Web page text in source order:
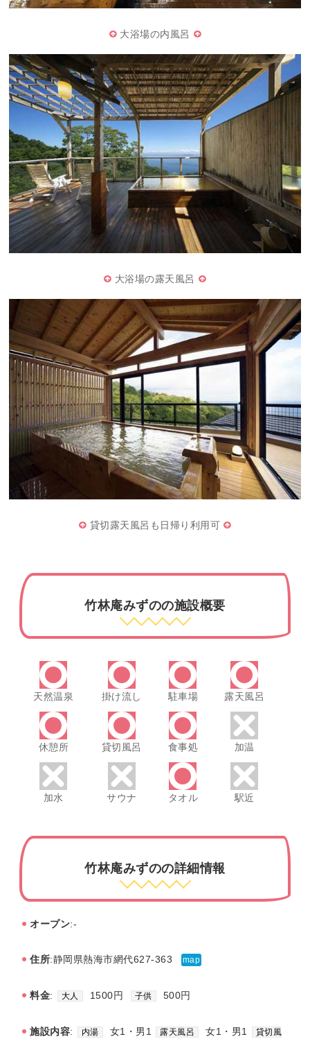
大浴場の内風呂
大浴場の露天風呂
貸切露天風呂も日帰り利用可
竹林庵みずのの施設概要
天然温泉 掛け流し 駐車場 露天風呂
休憩所 貸切風呂 食事処 加温
加水 サウナ タオル 駅近
竹林庵みずのの詳細情報
オープン:-
住所:静岡県熱海市網代627-363 map
料金: 大人 1500円 子供 500円
施設内容: 内湯 女1・男1 露天風呂 女1・男1 貸切風